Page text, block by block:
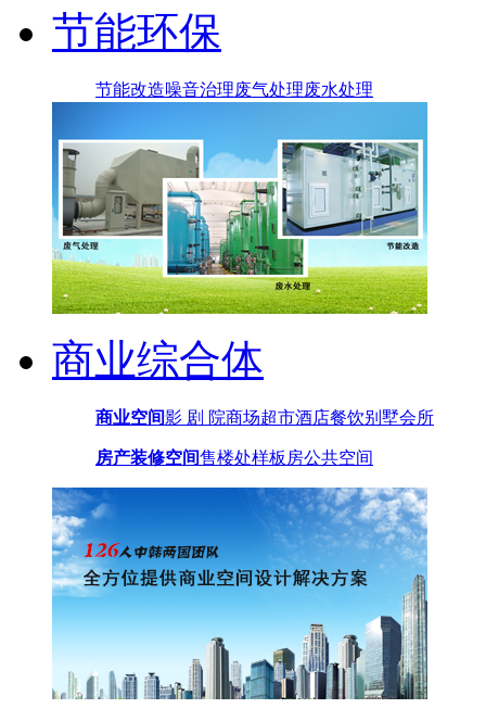
节能环保
节能改造噪音治理废气处理废水处理
商业综合体
商业空间影 剧 院商场超市酒店餐饮别墅会所
房产装修空间售楼处样板房公共空间